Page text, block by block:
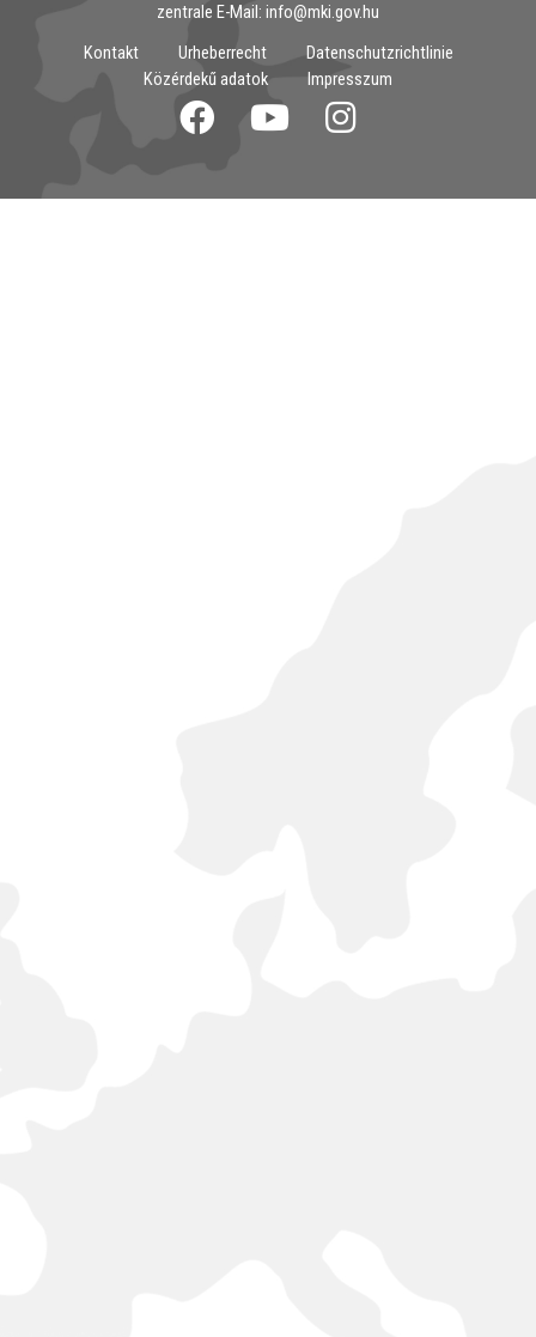
zentrale E-Mail: info@mki.gov.hu
Kontakt
Urheberrecht
Datenschutzrichtlinie
Közérdekű adatok
Impresszum